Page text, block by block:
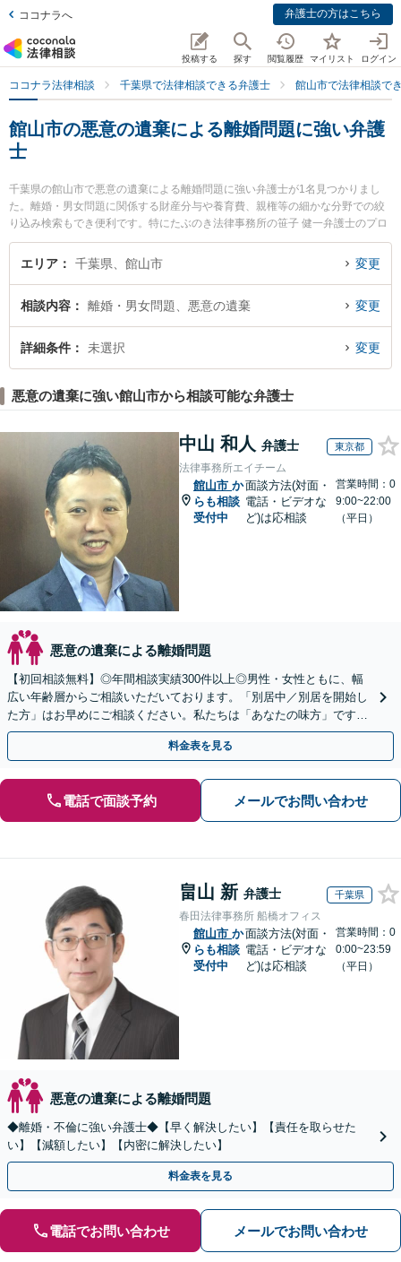
ココナラへ 弁護士の方はこちら
投稿する 探す 閲覧履歴 マイリスト ログイン
ココナラ法律相談 千葉県で法律相談できる弁護士 館山市で法律相談で
館山市の悪意の遺棄による離婚問題に強い弁護
士
千葉県の館山市で悪意の遺棄による離婚問題に強い弁護士が1名見つかりまし
た。離婚・男女問題に関係する財産分与や養育費、親権等の細かな分野での絞
り込み検索もでき便利です。特にたぶのき法律事務所の笹子 健一弁護士のプロ
フィール情報や弁護士費用、強みなどが注目されています。『館山市で土日や
夜間に発生した悪意の遺棄による離婚問題のトラブルを今すぐに弁護士に相談
る館山市内の弁護士に相談予約したい』などでお困りの相談者さんにおすすめ
です。
エリア 千葉県、館山市 変更
相談内容 離婚・男女問題、悪意の遺棄 変更
詳細条件 未選択 変更
悪意の遺棄に強い館山市から相談可能な弁護士
中山 和人 弁護士 東京都
法律事務所エイチーム
館山市 か
らも相談
受付中
面談方法(対面・
電話・ビデオな
ど)は応相談
営業時間：0
9:00~22:00
（平日）
悪意の遺棄による離婚問題
【初回相談無料】◎年間相談実績300件以上◎男性・女性ともに、幅
広い年齢層からご相談いただいております。「別居中／別居を開始し
た方」はお早めにご相談ください。私たちは「あなたの味方」です。
経験豊富な私たちが最後まで丁寧にサポートします。
料金表を見る
電話で面談予約 メールでお問い合わせ
畠山 新 弁護士 千葉県
春田法律事務所 船橋オフィス
館山市 か
らも相談
受付中
面談方法(対面・
電話・ビデオな
ど)は応相談
営業時間：0
0:00~23:59
（平日）
悪意の遺棄による離婚問題
◆離婚・不倫に強い弁護士◆【早く解決したい】【責任を取らせた
い】【減額したい】【内密に解決したい】
料金表を見る
電話でお問い合わせ メールでお問い合わせ